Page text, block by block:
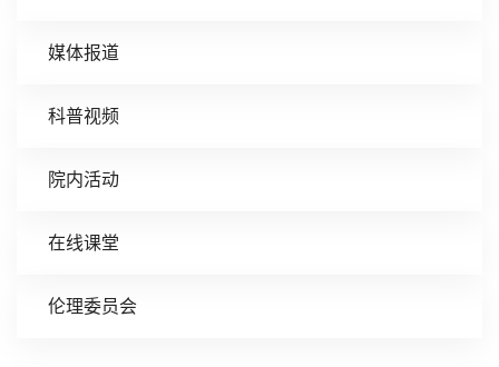
媒体报道
科普视频
院内活动
在线课堂
伦理委员会